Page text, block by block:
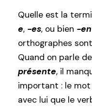
Quelle est la
e, -es, ou bien -
orthographes
Quand on parle
présente, il
important : le mot
avec lui que le